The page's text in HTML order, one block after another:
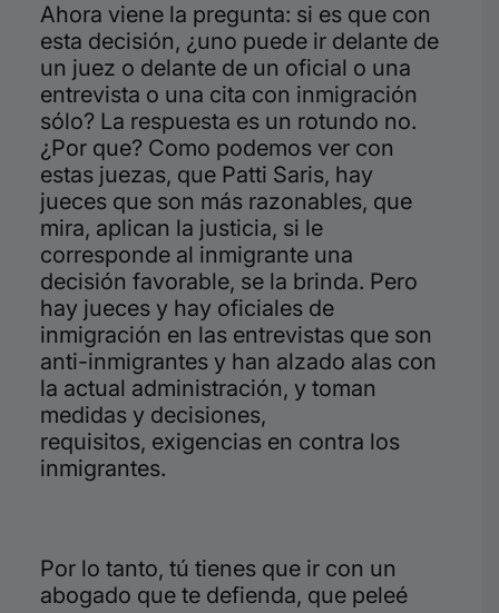
Ahora viene la pregunta: si es que con
esta decisión, ¿uno puede ir delante de
un juez o delante de un oficial o una
entrevista o una cita con inmigración
sólo? La respuesta es un rotundo no.
¿Por que? Como podemos ver con
estas juezas, que Patti Saris, hay
jueces que son más razonables, que
mira, aplican la justicia, si le
corresponde al inmigrante una
decisión favorable, se la brinda. Pero
hay jueces y hay oficiales de
inmigración en las entrevistas que son
anti-inmigrantes y han alzado alas con
la actual administración, y toman
medidas y decisiones,
requisitos, exigencias en contra los
inmigrantes.
Por lo tanto, tú tienes que ir con un
abogado que te defienda, que peleé